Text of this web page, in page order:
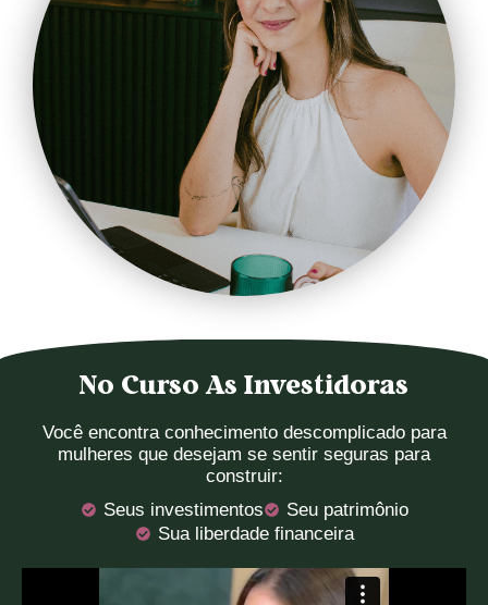
No Curso As Investidoras
Você encontra conhecimento descomplicado para
mulheres que desejam se sentir seguras para
construir:
Seus investimentos
Seu patrimônio
Sua liberdade financeira